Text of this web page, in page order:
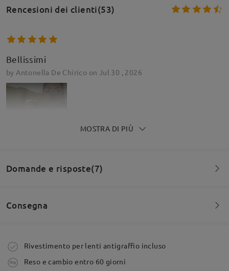
Rencesioni dei clienti(53)
Bellissimi
by Antonella De Chirico on Jul 30 , 2026
la montatura e' leggerissima ed elastica, ha solo
Scrivi una recensione
MOSTRA DI PIÙ
Domande e risposte(7)
on-sunglasses.html è compatibile con questi occhiali?
da Tomas su May 22 , 2026
Consegna
Ordine effettuato
Rivestimento per lenti antigraffio incluso
Reso e cambio entro 60 giorni